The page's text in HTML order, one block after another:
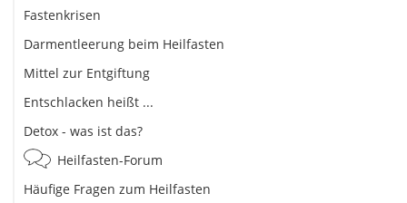
Fastenkrisen
Darmentleerung beim Heilfasten
Mittel zur Entgiftung
Entschlacken heißt ...
Detox - was ist das?
Heilfasten-Forum
Häufige Fragen zum Heilfasten